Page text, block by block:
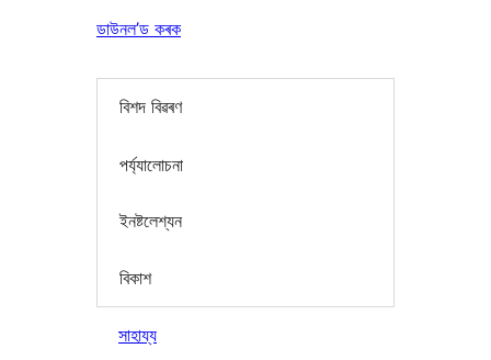
ডাউনল’ড কৰক
বিশদ বিৱৰণ
পৰ্য্যালোচনা
ইনষ্টলেশ্যন
বিকাশ
সাহায্য